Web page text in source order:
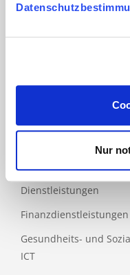
Nur
Dienstleistungen
Finanzdienstleistungen
Gesundheits- und
ICT